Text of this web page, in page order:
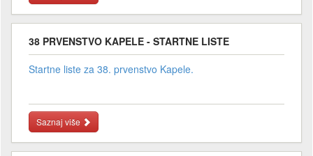
38 PRVENSTVO KAPELE - STARTNE LISTE
Startne liste za 38. prvenstvo Kapele.
Saznaj više